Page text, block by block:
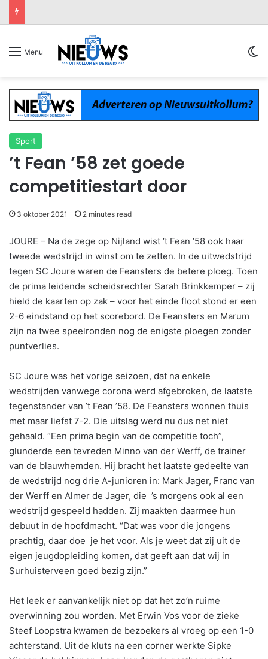
Menu
Sport
’t Fean ’58 zet goede
competitiestart door
3 oktober 2021 2 minutes read
JOURE – Na de zege op Nijland wist ’t Fean ’58 ook haar
tweede wedstrijd in winst om te zetten. In de uitwedstrijd
tegen SC Joure waren de Feansters de betere ploeg. Toen
de prima leidende scheidsrechter Sarah Brinkkemper – zij
hield de kaarten op zak – voor het einde floot stond er een
2-6 eindstand op het scorebord. De Feansters en Marum
zijn na twee speelronden nog de enigste ploegen zonder
puntverlies.
SC Joure was het vorige seizoen, dat na enkele
wedstrijden vanwege corona werd afgebroken, de laatste
tegenstander van ’t Fean ’58. De Feansters wonnen thuis
met maar liefst 7-2. Die uitslag werd nu dus net niet
gehaald. “Een prima begin van de competitie toch”,
glunderde een tevreden Minno van der Werff, de trainer
van de blauwhemden. Hij bracht het laatste gedeelte van
de wedstrijd nog drie A-junioren in: Mark Jager, Franc van
der Werff en Almer de Jager, die ’s morgens ook al een
wedstrijd gespeeld hadden. Zij maakten daarmee hun
debuut in de hoofdmacht. “Dat was voor die jongens
prachtig, daar doe je het voor. Als je weet dat zij uit de
eigen jeugdopleiding komen, dat geeft aan dat wij in
Surhuisterveen goed bezig zijn.”
Het leek er aanvankelijk niet op dat het zo’n ruime
overwinning zou worden. Met Erwin Vos voor de zieke
Steef Loopstra kwamen de bezoekers al vroeg op een 1-0
achterstand. Uit de kluts na een corner werkte Sipke